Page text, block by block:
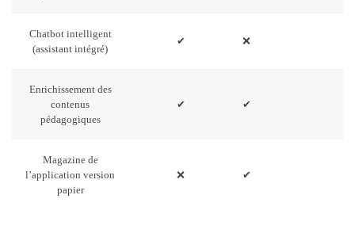
Chatbot intelligent
(assistant intégré)
✔ ❌
Enrichissement des
contenus
pédagogiques
✔ ✔
Magazine de
l’application version
papier
❌ ✔